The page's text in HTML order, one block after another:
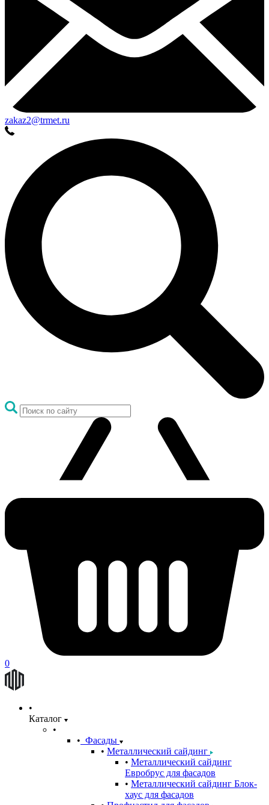
zakaz2@trmet.ru
0
Каталог
Фасады
Металлический сайдинг
Металлический сайдинг
Евробрус для фасадов
Металлический сайдинг Блок-
хаус для фасадов